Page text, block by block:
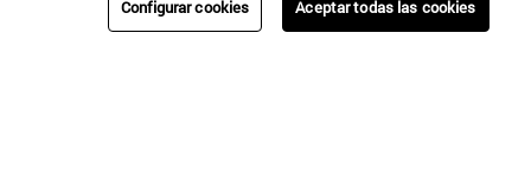
Configurar cookies Aceptar todas las cookies